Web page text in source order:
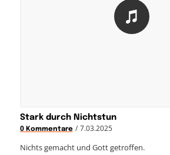
Stark durch Nichtstun
0 Kommentare / 7.03.2025
Nichts gemacht und Gott getroffen.